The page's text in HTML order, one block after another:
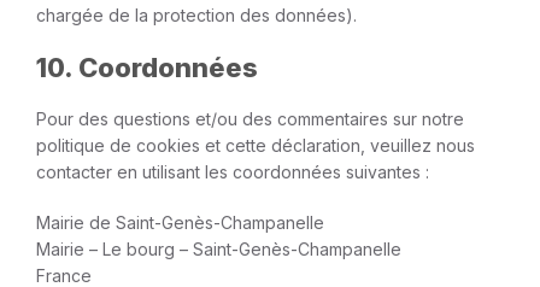
chargée de la protection des données).
10. Coordonnées
Pour des questions et/ou des commentaires sur notre
politique de cookies et cette déclaration, veuillez nous
contacter en utilisant les coordonnées suivantes :
Mairie de Saint-Genès-Champanelle
Mairie – Le bourg – Saint-Genès-Champanelle
France